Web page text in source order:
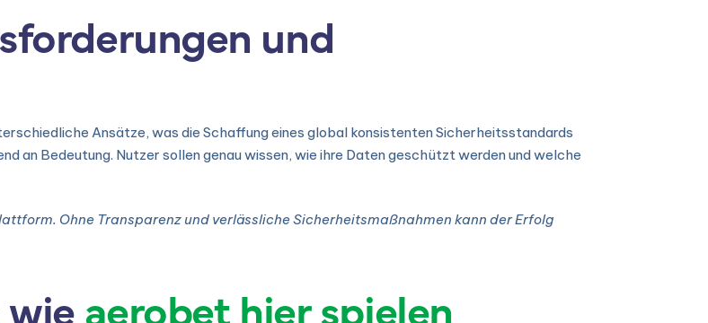
und
Ansätze, was die Schaffung eines global konsistenten Sicherheitsstandards
an Bedeutung. Nutzer sollen genau wissen, wie ihre Daten geschützt werden und welche
Ohne Transparenz und verlässliche Sicherheitsmaßnahmen kann der Erfolg
aerobet hier spielen